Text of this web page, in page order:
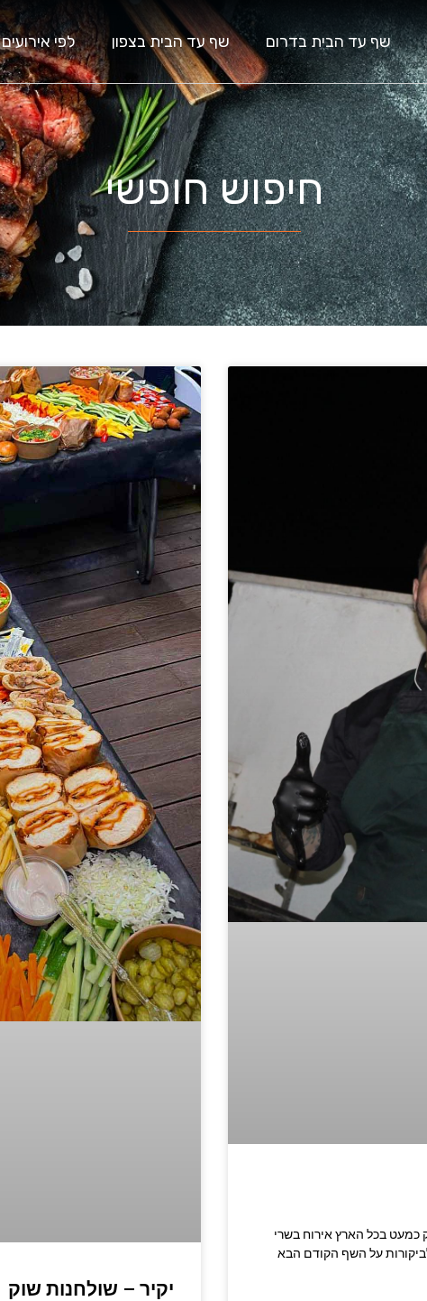
שף עד הבית בדרום שף עד הבית בצפון לפי אירועים
חיפוש חופשי
שולחנות שוק כמעט בכל הארץ אירוח בשרי
על השף הקודם הבא
יקיר – שולחנות שוק